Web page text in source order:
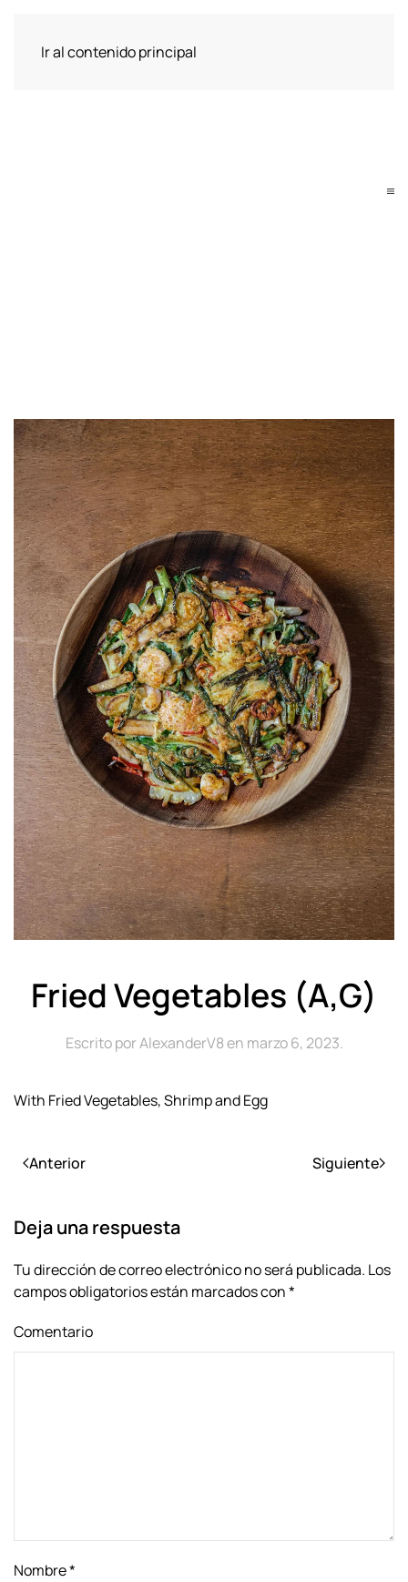
Ir al contenido principal
Fried Vegetables (A,G)
Escrito porAlexanderV8en marzo 6, 2023.
With Fried Vegetables, Shrimp and Egg
Anterior Siguiente
Deja una respuesta
Tu dirección de correo electrónico no será publicada. Los
campos obligatorios están marcados con*
Comentario
Nombre*